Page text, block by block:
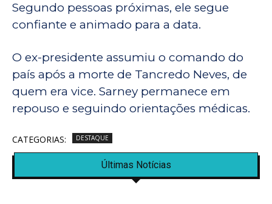
Segundo pessoas próximas, ele segue
confiante e animado para a data.
O ex-presidente assumiu o comando do
país após a morte de Tancredo Neves, de
quem era vice. Sarney permanece em
repouso e seguindo orientações médicas.
CATEGORIAS: DESTAQUE
Últimas Notícias